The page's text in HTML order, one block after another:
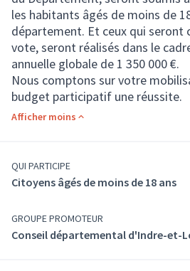
les habitants âgés de moins de
département. Et ceux qui seront
vote, seront réalisés dans le
annuelle globale de 1 350 000 €.
Nous comptons sur votre
budget participatif une réussite.
Afficher moins
QUI PARTICIPE
Citoyens âgés de moins de 18 ans
GROUPE PROMOTEUR
Conseil départemental d'Indre-et-